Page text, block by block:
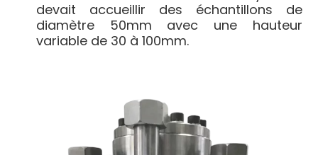
devait accueillir des échantillons de
diamètre 50mm avec une hauteur
variable de 30 à 100mm.